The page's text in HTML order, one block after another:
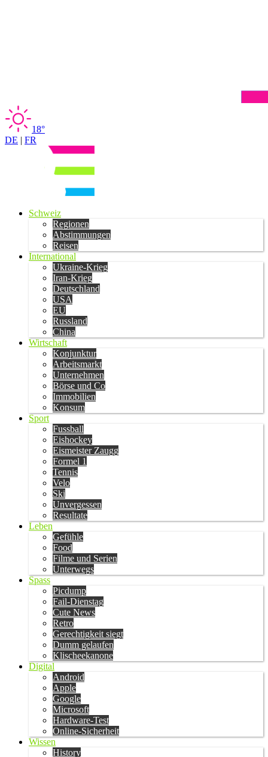
18°
DE | FR
Schweiz
Regionen
Abstimmungen
Reisen
International
Ukraine-Krieg
Iran-Krieg
Deutschland
USA
EU
Russland
China
Wirtschaft
Konjunktur
Arbeitsmarkt
Unternehmen
Börse und Co
Immobilien
Konsum
Sport
Fussball
Eishockey
Eismeister Zaugg
Formel 1
Tennis
Velo
Ski
Unvergessen
Resultate
Leben
Gefühle
Food
Filme und Serien
Unterwegs
Spass
Picdump
Fail-Dienstag
Cute News
Retro
Gerechtigkeit siegt
Dumm gelaufen
Klischeekanone
Digital
Android
Apple
Google
Microsoft
Hardware-Test
Online-Sicherheit
Wissen
History